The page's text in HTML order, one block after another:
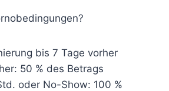
bis 7 Tage vorher
50 % des Betrags
oder No-Show: 100 %